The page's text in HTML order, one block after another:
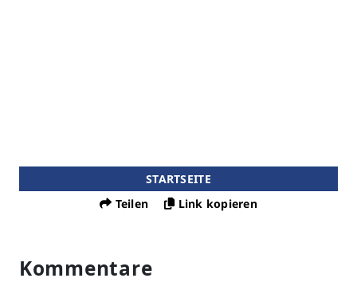
STARTSEITE
Teilen
Link kopieren
Kommentare